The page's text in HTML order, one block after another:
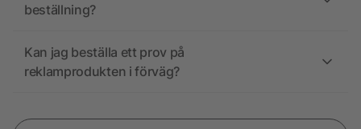
beställning?
Kan jag beställa ett prov på
reklamprodukten i förväg?